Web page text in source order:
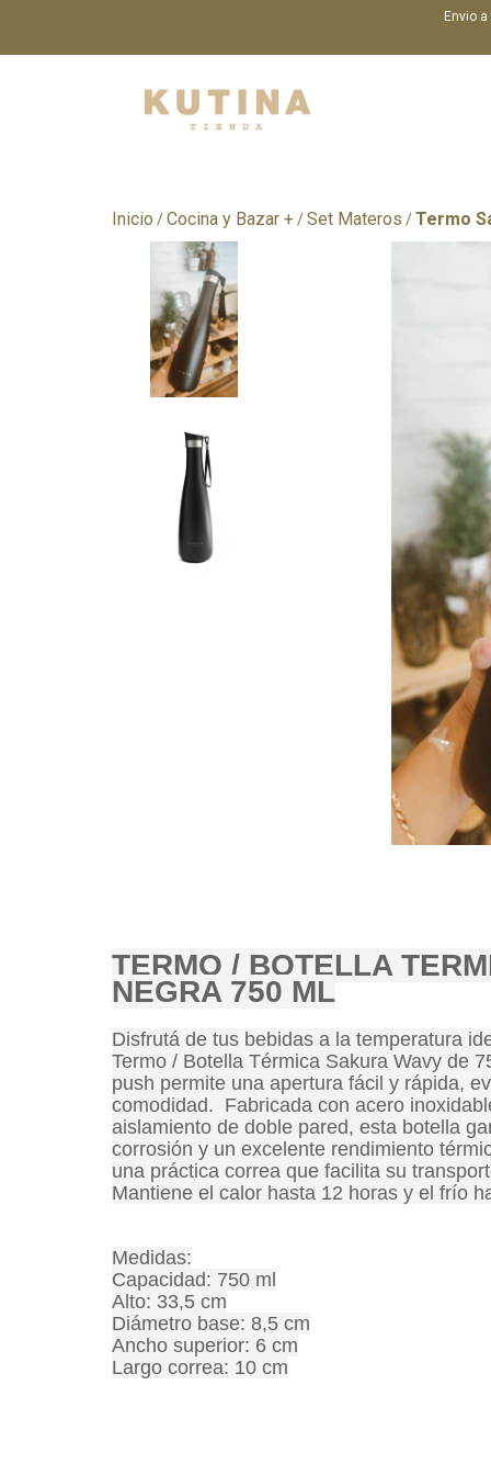
Envio
Inicio /Cocina y Bazar +/Set Materos /Termo
TERMO / BOTELLA
NEGRA 750 ML
Disfrutá de tus bebidas a la temperatura
Termo / Botella Térmica Sakura Wavy de
push permite una apertura fácil y rápida,
comodidad. Fabricada con acero
aislamiento de doble pared, esta botella
corrosión y un excelente rendimiento
una práctica correa que facilita su
Mantiene el calor hasta 12 horas y el frío
Medidas:
Capacidad: 750 ml
Alto: 33,5 cm
Diámetro base: 8,5 cm
Ancho superior: 6 cm
Largo correa: 10 cm